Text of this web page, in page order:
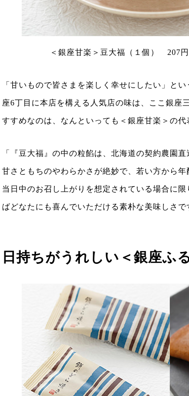
＜銀座甘楽＞豆大福（１個） 207
「甘いもので皆さまを楽しく幸せにしたい」と
座6丁目に本店を構える人気店の味は、ここ銀座
すすめなのは、なんといっても＜銀座甘楽＞の代
「『豆大福』の中の粒餡は、北海道の契約農園
甘さともちのやわらかさが絶妙で、若い方から
当日中のお召し上がりを想定されている場合に
ばどなたにも喜んでいただける素朴な美味しさで
日持ちがうれしい＜銀座ふ